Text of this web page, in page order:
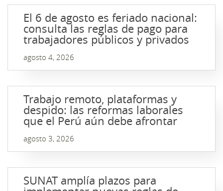
El 6 de agosto es feriado nacional:
consulta las reglas de pago para
trabajadores públicos y privados
agosto 4, 2026
Trabajo remoto, plataformas y
despido: las reformas laborales
que el Perú aún debe afrontar
agosto 3, 2026
SUNAT amplía plazos para